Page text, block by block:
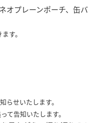
オプレーンポーチ、缶バ
す。
らせいたします。
て告知いたします。